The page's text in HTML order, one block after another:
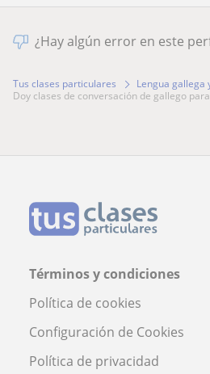
¿Hay algún error en este
Tus clases particulares Lengua gallega
doy clases de conversación de gallego
Términos y condiciones
Política de cookies
Configuración de Cookies
Política de privacidad